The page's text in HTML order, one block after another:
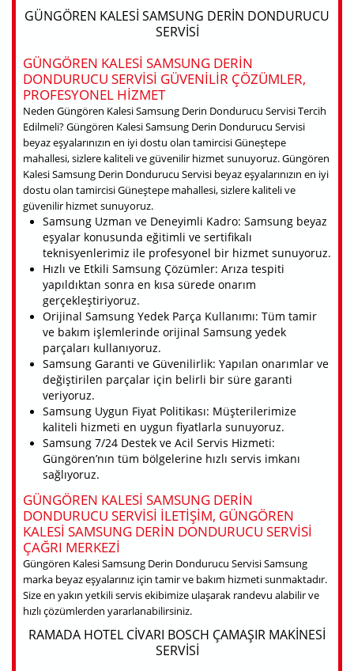
GÜNGÖREN KALESI SAMSUNG DERIN DONDURUCU
SERVISI
GÜNGÖREN KALESI SAMSUNG DERIN
DONDURUCU SERVISI GÜVENILIR ÇÖZÜMLER,
PROFESYONEL HIZMET
Neden Güngören Kalesi Samsung Derin Dondurucu Servisi Tercih
Edilmeli? Güngören Kalesi Samsung Derin Dondurucu Servisi
beyaz eşyalarınızın en iyi dostu olan tamircisi Güneştepe
mahallesi, sizlere kaliteli ve güvenilir hizmet sunuyoruz. Güngören
Kalesi Samsung Derin Dondurucu Servisi beyaz eşyalarınızın en iyi
dostu olan tamircisi Güneştepe mahallesi, sizlere kaliteli ve
güvenilir hizmet sunuyoruz.
Samsung Uzman ve Deneyimli Kadro: Samsung beyaz
eşyalar konusunda eğitimli ve sertifikalı
teknisyenlerimiz ile profesyonel bir hizmet sunuyoruz.
Hızlı ve Etkili Samsung Çözümler: Arıza tespiti
yapıldıktan sonra en kısa sürede onarım
gerçekleştiriyoruz.
Orijinal Samsung Yedek Parça Kullanımı: Tüm tamir
ve bakım işlemlerinde orijinal Samsung yedek
parçaları kullanıyoruz.
Samsung Garanti ve Güvenilirlik: Yapılan onarımlar ve
değiştirilen parçalar için belirli bir süre garanti
veriyoruz.
Samsung Uygun Fiyat Politikası: Müşterilerimize
kaliteli hizmeti en uygun fiyatlarla sunuyoruz.
Samsung 7/24 Destek ve Acil Servis Hizmeti:
Güngören’nın tüm bölgelerine hızlı servis imkanı
sağlıyoruz.
GÜNGÖREN KALESI SAMSUNG DERIN
DONDURUCU SERVISI ILETIŞIM, GÜNGÖREN
KALESI SAMSUNG DERIN DONDURUCU SERVISI
ÇAĞRI MERKEZI
Güngören Kalesi Samsung Derin Dondurucu Servisi Samsung
marka beyaz eşyalarınız için tamir ve bakım hizmeti sunmaktadır.
Size en yakın yetkili servis ekibimize ulaşarak randevu alabilir ve
hızlı çözümlerden yararlanabilirsiniz.
RAMADA HOTEL CIVARI BOSCH ÇAMAŞIR MAKINESI
SERVISI